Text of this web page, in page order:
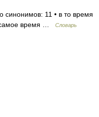
синонимов: 11 • в то время
самое время …
Словарь